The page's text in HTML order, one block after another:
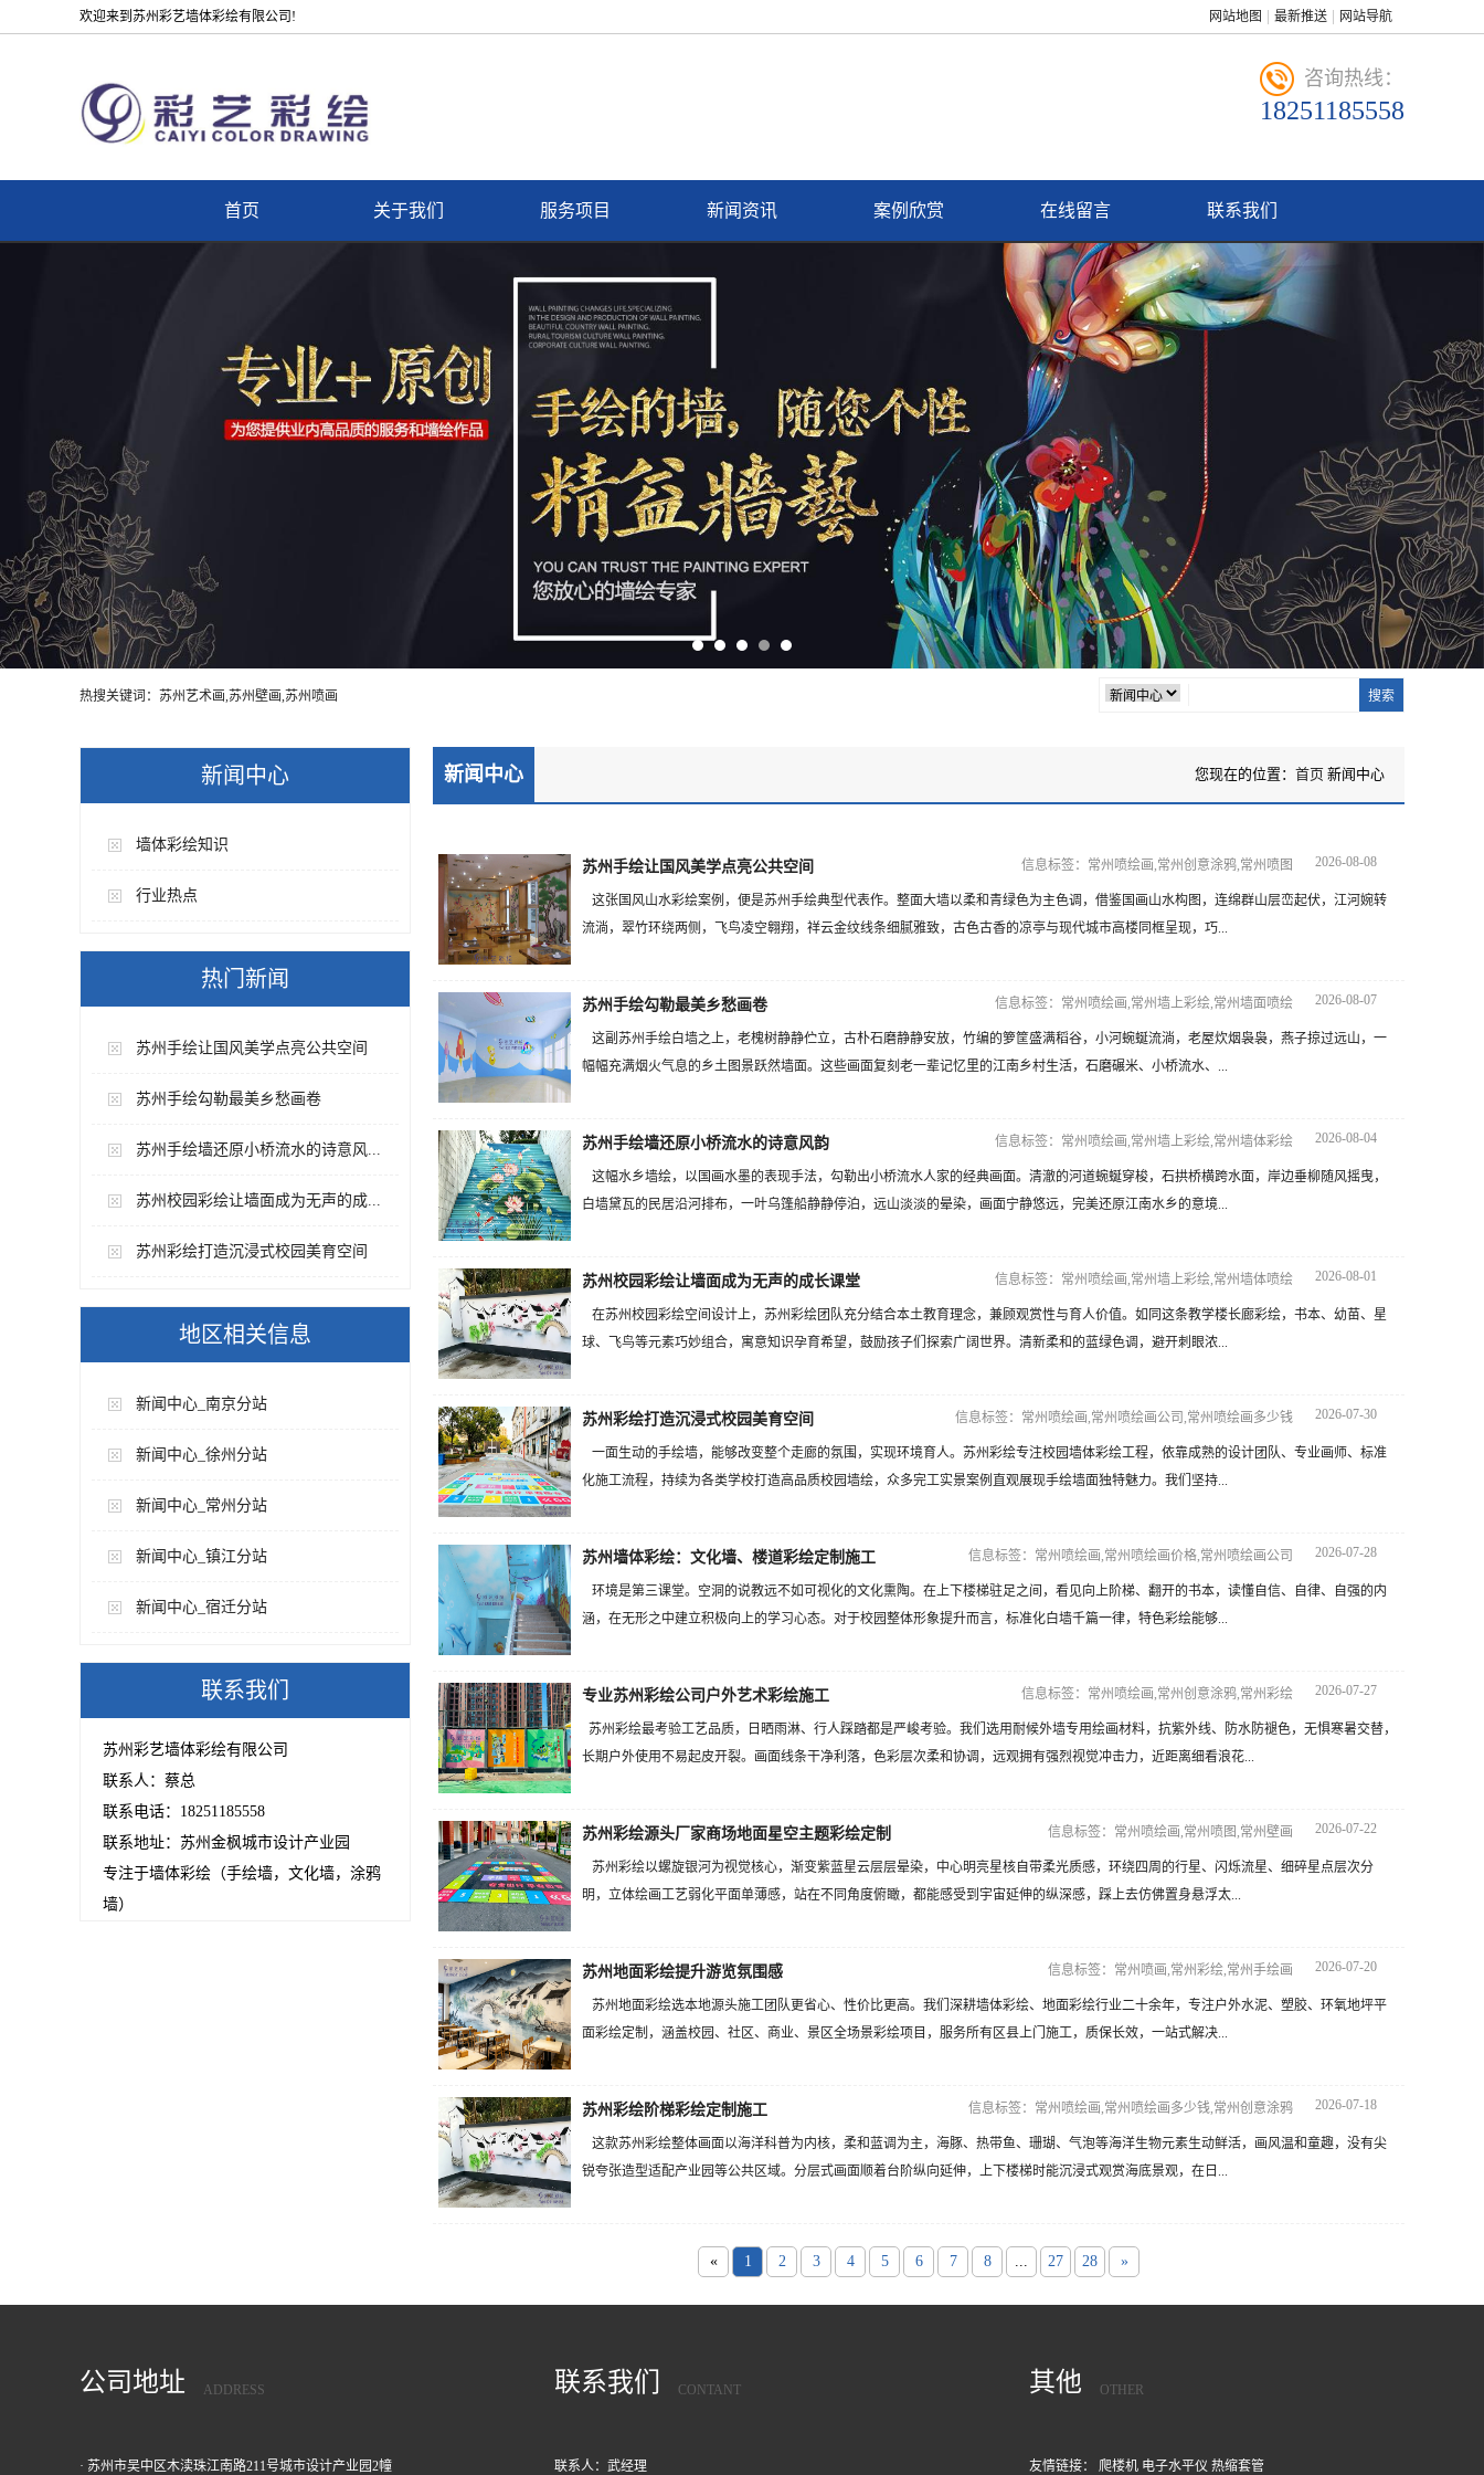
欢迎来到苏州彩艺墙体彩绘有限公司! 网站地图 最新推送 网站导航
咨询热线：
18251185558
首页 关于我们 服务项目 新闻资讯 案例欣赏 在线留言 联系我们
热搜关键词：苏州艺术画,苏州壁画,苏州喷画
新闻中心
墙体彩绘知识
行业热点
热门新闻
苏州手绘让国风美学点亮公共空间
苏州手绘勾勒最美乡愁画卷
苏州手绘墙还原小桥流水的诗意风...
苏州校园彩绘让墙面成为无声的成...
苏州彩绘打造沉浸式校园美育空间
地区相关信息
新闻中心_南京分站
新闻中心_徐州分站
新闻中心_常州分站
新闻中心_镇江分站
新闻中心_宿迁分站
联系我们
苏州彩艺墙体彩绘有限公司
联系人：蔡总
联系电话：18251185558
联系地址：苏州金枫城市设计产业园
专注于墙体彩绘（手绘墙，文化墙，涂鸦
墙）
新闻中心 您现在的位置： 首页 新闻中心
苏州手绘让国风美学点亮公共空间 2026-08-08
信息标签：常州喷绘画,常州创意涂鸦,常州喷图
这张国风山水彩绘案例，便是苏州手绘典型代表作。整面大墙以柔和青绿色为主色调，借鉴国画山水构图，连绵群山层峦起伏，江河婉转
流淌，翠竹环绕两侧，飞鸟凌空翱翔，祥云金纹线条细腻雅致，古色古香的凉亭与现代城市高楼同框呈现，巧...
苏州手绘勾勒最美乡愁画卷 2026-08-07
信息标签：常州喷绘画,常州墙上彩绘,常州墙面喷绘
这副苏州手绘白墙之上，老槐树静静伫立，古朴石磨静静安放，竹编的箩筐盛满稻谷，小河蜿蜒流淌，老屋炊烟袅袅，燕子掠过远山，一
幅幅充满烟火气息的乡土图景跃然墙面。这些画面复刻老一辈记忆里的江南乡村生活，石磨碾米、小桥流水、...
苏州手绘墙还原小桥流水的诗意风韵 2026-08-04
信息标签：常州喷绘画,常州墙上彩绘,常州墙体彩绘
这幅水乡墙绘，以国画水墨的表现手法，勾勒出小桥流水人家的经典画面。清澈的河道蜿蜒穿梭，石拱桥横跨水面，岸边垂柳随风摇曳，
白墙黛瓦的民居沿河排布，一叶乌篷船静静停泊，远山淡淡的晕染，画面宁静悠远，完美还原江南水乡的意境...
苏州校园彩绘让墙面成为无声的成长课堂 2026-08-01
信息标签：常州喷绘画,常州墙上彩绘,常州墙体喷绘
在苏州校园彩绘空间设计上，苏州彩绘团队充分结合本土教育理念，兼顾观赏性与育人价值。如同这条教学楼长廊彩绘，书本、幼苗、星
球、飞鸟等元素巧妙组合，寓意知识孕育希望，鼓励孩子们探索广阔世界。清新柔和的蓝绿色调，避开刺眼浓...
苏州彩绘打造沉浸式校园美育空间 2026-07-30
信息标签：常州喷绘画,常州喷绘画公司,常州喷绘画多少钱
一面生动的手绘墙，能够改变整个走廊的氛围，实现环境育人。苏州彩绘专注校园墙体彩绘工程，依靠成熟的设计团队、专业画师、标准
化施工流程，持续为各类学校打造高品质校园墙绘，众多完工实景案例直观展现手绘墙面独特魅力。我们坚持...
苏州墙体彩绘：文化墙、楼道彩绘定制施工 2026-07-28
信息标签：常州喷绘画,常州喷绘画价格,常州喷绘画公司
环境是第三课堂。空洞的说教远不如可视化的文化熏陶。在上下楼梯驻足之间，看见向上阶梯、翻开的书本，读懂自信、自律、自强的内
涵，在无形之中建立积极向上的学习心态。对于校园整体形象提升而言，标准化白墙千篇一律，特色彩绘能够...
专业苏州彩绘公司户外艺术彩绘施工 2026-07-27
信息标签：常州喷绘画,常州创意涂鸦,常州彩绘
苏州彩绘最考验工艺品质，日晒雨淋、行人踩踏都是严峻考验。我们选用耐候外墙专用绘画材料，抗紫外线、防水防褪色，无惧寒暑交替，
长期户外使用不易起皮开裂。画面线条干净利落，色彩层次柔和协调，远观拥有强烈视觉冲击力，近距离细看浪花...
苏州彩绘源头厂家商场地面星空主题彩绘定制 2026-07-22
信息标签：常州喷绘画,常州喷图,常州壁画
苏州彩绘以螺旋银河为视觉核心，渐变紫蓝星云层层晕染，中心明亮星核自带柔光质感，环绕四周的行星、闪烁流星、细碎星点层次分
明，立体绘画工艺弱化平面单薄感，站在不同角度俯瞰，都能感受到宇宙延伸的纵深感，踩上去仿佛置身悬浮太...
苏州地面彩绘提升游览氛围感 2026-07-20
信息标签：常州喷画,常州彩绘,常州手绘画
苏州地面彩绘选本地源头施工团队更省心、性价比更高。我们深耕墙体彩绘、地面彩绘行业二十余年，专注户外水泥、塑胶、环氧地坪平
面彩绘定制，涵盖校园、社区、商业、景区全场景彩绘项目，服务所有区县上门施工，质保长效，一站式解决...
苏州彩绘阶梯彩绘定制施工 2026-07-18
信息标签：常州喷绘画,常州喷绘画多少钱,常州创意涂鸦
这款苏州彩绘整体画面以海洋科普为内核，柔和蓝调为主，海豚、热带鱼、珊瑚、气泡等海洋生物元素生动鲜活，画风温和童趣，没有尖
锐夸张造型适配产业园等公共区域。分层式画面顺着台阶纵向延伸，上下楼梯时能沉浸式观赏海底景观，在日...
« 1 2 3 4 5 6 7 8 ... 27 28 »
公司地址 ADDRESS
· 苏州市吴中区木渎珠江南路211号城市设计产业园2幢
联系我们 CONTANT
联系人：武经理
其他 OTHER
友情链接： 爬楼机 电子水平仪 热缩套管